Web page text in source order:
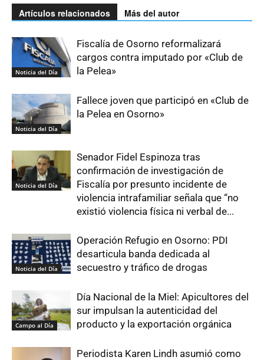
Artículos relacionados Más del autor
Noticia del Día
Fiscalía de Osorno reformalizará
cargos contra imputado por «Club de
la Pelea»
Noticia del Día
Fallece joven que participó en «Club de
la Pelea en Osorno»
Noticia del Día
Senador Fidel Espinoza tras
confirmación de investigación de
Fiscalía por presunto incidente de
violencia intrafamiliar señala que “no
existió violencia física ni verbal de...
Noticia del Día
Operación Refugio en Osorno: PDI
desarticula banda dedicada al
secuestro y tráfico de drogas
Campo al Día
Día Nacional de la Miel: Apicultores del
sur impulsan la autenticidad del
producto y la exportación orgánica
Periodista Karen Lindh asumió como